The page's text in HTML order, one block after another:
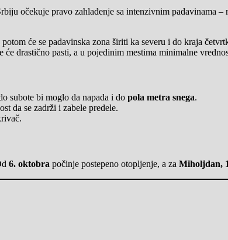
očekuje pravo zahlađenje sa intenzivnim padavinama
će se padavinska zona širiti ka severu i do kraja
će drastično pasti, a u pojedinim mestima minimalne
subote bi moglo da napada i do pola metra snega.
da se zadrži i zabele predele.
6. oktobra počinje postepeno otopljenje, a za Miholjdan,